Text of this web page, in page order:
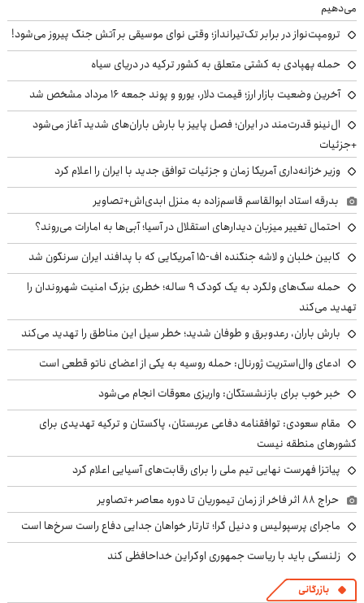
می‌دهیم
ترومپت‌نواز در برابر تک‌تیرانداز؛ وقتی نوای موسیقی بر آتش جنگ پیروز می‌شود!
حمله پهپادی به کشتی متعلق به کشور ترکیه در دریای سیاه
آخرین وضعیت بازار ارز؛ قیمت دلار، یورو و پوند جمعه ۱۶ مرداد مشخص شد
ال‌نینو قدرت‌مند در ایران؛ فصل پاییز با بارش باران‌های شدید آغاز می‌شود
+جزئیات
وزیر خزانه‌داری آمریکا زمان و جزئیات توافق جدید با ایران را اعلام کرد
بدرقه استاد ابوالقاسم قاسم‌زاده به منزل ابدی‌اش+تصاویر
احتمال تغییر میزبان دیدارهای استقلال در آسیا؛ آبی‌ها به امارات می‌روند؟
کابین خلبان و لاشه جنگنده اف-۱۵ آمریکایی که با پدافند ایران سرنگون شد
حمله سگ‌های ولگرد به یک کودک ۹ ساله؛ خطری بزرگ امنیت شهروندان را
تهدید می‌کند
بارش باران، رعدوبرق و طوفان شدید؛ خطر سیل این مناطق را تهدید می‌کند
ادعای وال‌استریت ژورنال: حمله روسیه به یکی از اعضای ناتو قطعی است
خبر خوب برای بازنشستگان: واریزی معوقات انجام می‌شود
مقام سعودی: توافقنامه دفاعی عربستان، پاکستان و ترکیه تهدیدی برای
کشورهای منطقه نیست
پیاتزا فهرست نهایی تیم ملی را برای رقابت‌های آسیایی اعلام کرد
حراج ۸۸ اثر فاخر از زمان تیموریان تا دوره معاصر +تصاویر
ماجرای پرسپولیس و دنیل گرا؛ تارتار خواهان جدایی دفاع راست سرخ‌ها است
زلنسکی باید با ریاست جمهوری اوکراین خداحافظی کند
بازرگانی